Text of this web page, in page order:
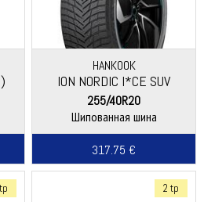
HANKOOK
ION NORDIC I*CE SUV
(IW04A)
255/40R20
Шипованная шина
317.75 €
2 tp